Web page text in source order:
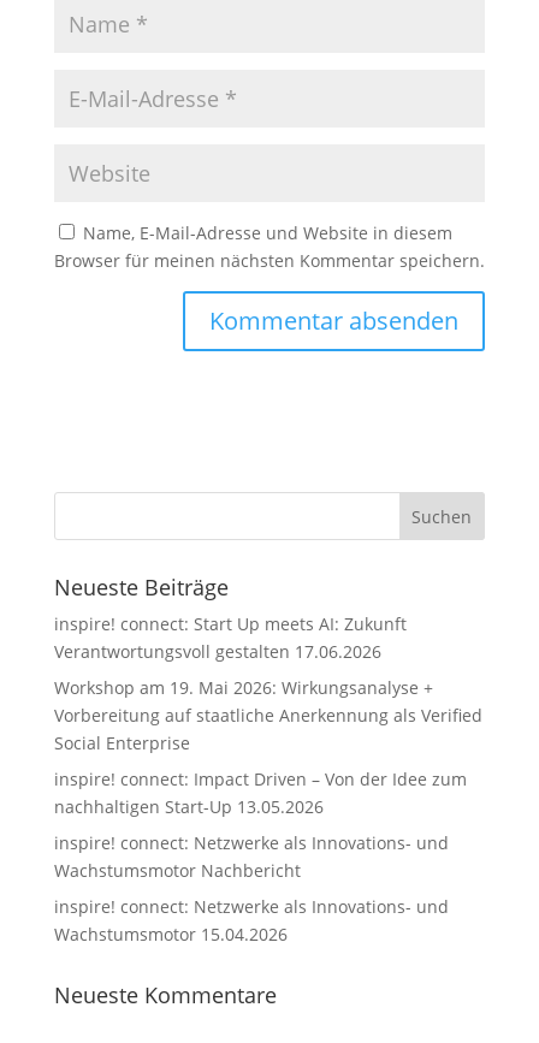
Name, E-Mail-Adresse und Website in diesem
Browser für meinen nächsten Kommentar speichern.
Neueste Beiträge
inspire! connect: Start Up meets AI: Zukunft
Verantwortungsvoll gestalten 17.06.2026
Workshop am 19. Mai 2026: Wirkungsanalyse +
Vorbereitung auf staatliche Anerkennung als Verified
Social Enterprise
inspire! connect: Impact Driven – Von der Idee zum
nachhaltigen Start-Up 13.05.2026
inspire! connect: Netzwerke als Innovations- und
Wachstumsmotor Nachbericht
inspire! connect: Netzwerke als Innovations- und
Wachstumsmotor 15.04.2026
Neueste Kommentare